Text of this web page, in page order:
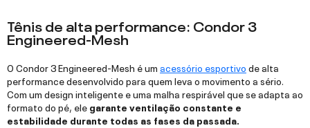
Tênis de alta performance: Condor 3
Engineered-Mesh
O Condor 3 Engineered-Mesh é um acessório esportivo de alta
performance desenvolvido para quem leva o movimento a sério.
Com um design inteligente e uma malha respirável que se adapta ao
formato do pé, ele garante ventilação constante e
estabilidade durante todas as fases da passada.